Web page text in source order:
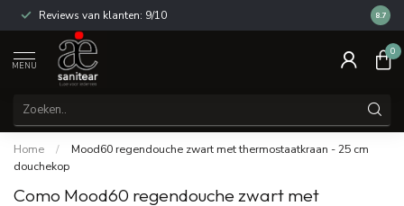
Reviews van klanten: 9/10 14
8.7
MENU
0
Home /
Mood60 regendouche zwart met thermostaatkraan - 25 cm
douchekop
Como Mood60 regendouche zwart met